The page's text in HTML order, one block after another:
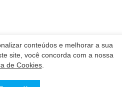
conteúdos e melhorar a sua
site, você concorda com a nossa
de Cookies.